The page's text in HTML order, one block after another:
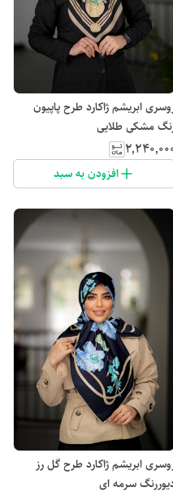
ابریشم ژاکارد طرح پاپیون
مشکی طلایی
افزودن به سبد
ابریشم ژاکارد طرح گل رز
سرمه ای